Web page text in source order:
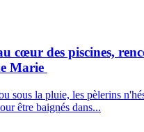
cœur des piscines,
Marie
sous la pluie, les pèlerins
être baignés dans...